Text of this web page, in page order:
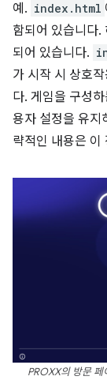
예. index.html
함되어 있습니다.
되어 있습니다.
가 시작 시 상호
다. 게임을 구성
용자 설정을 유지
략적인 내용은 이
PROXX의 방문